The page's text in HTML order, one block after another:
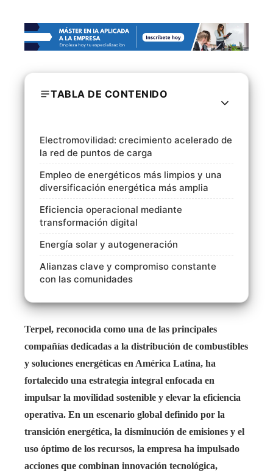
TABLA DE CONTENIDO
Electromovilidad: crecimiento acelerado de
la red de puntos de carga
Empleo de energéticos más limpios y una
diversificación energética más amplia
Eficiencia operacional mediante
transformación digital
Energía solar y autogeneración
Alianzas clave y compromiso constante
con las comunidades
Terpel, reconocida como una de las principales
compañías dedicadas a la distribución de combustibles
y soluciones energéticas en América Latina, ha
fortalecido una estrategia integral enfocada en
impulsar la movilidad sostenible y elevar la eficiencia
operativa. En un escenario global definido por la
transición energética, la disminución de emisiones y el
uso óptimo de los recursos, la empresa ha impulsado
acciones que combinan innovación tecnológica,